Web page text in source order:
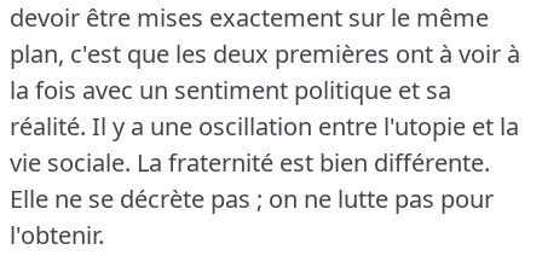
devoir être mises exactement sur le même
plan, c'est que les deux premières ont à voir à
la fois avec un sentiment politique et sa
réalité. Il y a une oscillation entre l'utopie et la
vie sociale. La fraternité est bien différente.
Elle ne se décrète pas ; on ne lutte pas pour
l'obtenir.